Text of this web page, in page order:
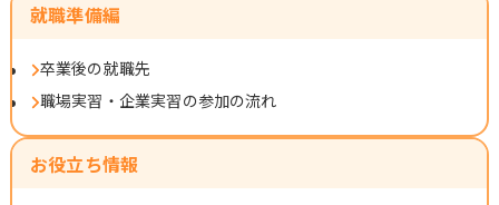
就職準備編
卒業後の就職先
職場実習・企業実習の参加の流れ
お役立ち情報